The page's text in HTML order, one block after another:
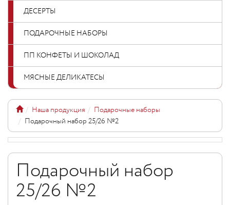
ДЕСЕРТЫ
ПОДАРОЧНЫЕ НАБОРЫ
ПП КОНФЕТЫ И ШОКОЛАД
МЯСНЫЕ ДЕЛИКАТЕСЫ
Наша продукция
Подарочные наборы
Подарочный набор 25/26 №2
Подарочный набор
25/26 №2